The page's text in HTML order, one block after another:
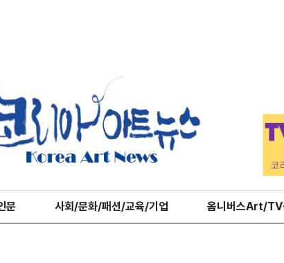
문 사회/문화/패션/교육/기업 옴니버스Art/